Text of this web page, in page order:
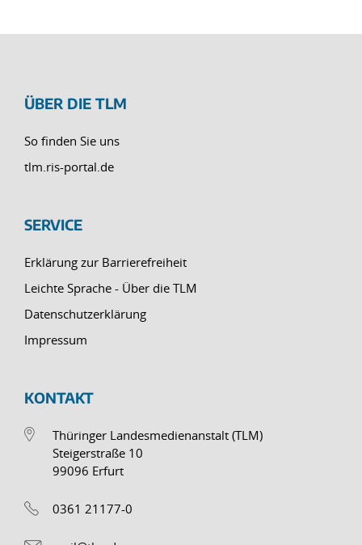
ÜBER DIE TLM
So finden Sie uns
tlm.ris-portal.de
SERVICE
Erklärung zur Barrierefreiheit
Leichte Sprache - Über die TLM
Datenschutzerklärung
Impressum
KONTAKT
Thüringer Landesmedienanstalt (TLM)
Steigerstraße 10
99096 Erfurt
0361 21177-0